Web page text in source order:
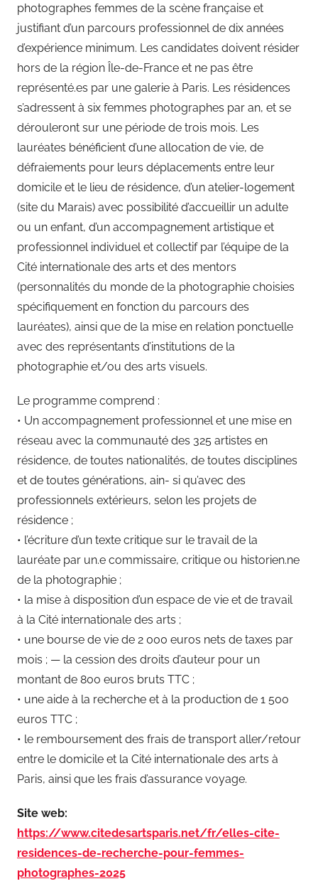
photographes femmes de la scène française et
justifiant d’un parcours professionnel de dix années
d’expérience minimum. Les candidates doivent résider
hors de la région Île-de-France et ne pas être
représenté.es par une galerie à Paris. Les résidences
s’adressent à six femmes photographes par an, et se
dérouleront sur une période de trois mois. Les
lauréates bénéficient d’une allocation de vie, de
défraiements pour leurs déplacements entre leur
domicile et le lieu de résidence, d’un atelier-logement
(site du Marais) avec possibilité d’accueillir un adulte
ou un enfant, d’un accompagnement artistique et
professionnel individuel et collectif par l’équipe de la
Cité internationale des arts et des mentors
(personnalités du monde de la photographie choisies
spécifiquement en fonction du parcours des
lauréates), ainsi que de la mise en relation ponctuelle
avec des représentants d’institutions de la
photographie et/ou des arts visuels.
Le programme comprend :
• Un accompagnement professionnel et une mise en
réseau avec la communauté des 325 artistes en
résidence, de toutes nationalités, de toutes disciplines
et de toutes générations, ain- si qu’avec des
professionnels extérieurs, selon les projets de
résidence ;
• l’écriture d’un texte critique sur le travail de la
lauréate par un.e commissaire, critique ou historien.ne
de la photographie ;
• la mise à disposition d’un espace de vie et de travail
à la Cité internationale des arts ;
• une bourse de vie de 2 000 euros nets de taxes par
mois ; — la cession des droits d’auteur pour un
montant de 800 euros bruts TTC ;
• une aide à la recherche et à la production de 1 500
euros TTC ;
• le remboursement des frais de transport aller/retour
entre le domicile et la Cité internationale des arts à
Paris, ainsi que les frais d’assurance voyage.
Site web:
https://www.citedesartsparis.net/fr/elles-cite-
residences-de-recherche-pour-femmes-
photographes-2025